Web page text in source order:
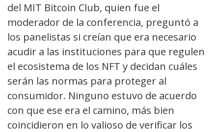
del MIT Bitcoin Club, quien fue el
moderador de la conferencia, preguntó a
los panelistas si creían que era necesario
acudir a las instituciones para que regulen
el ecosistema de los NFT y decidan cuáles
serán las normas para proteger al
consumidor. Ninguno estuvo de acuerdo
con que ese era el camino, más bien
coincidieron en lo valioso de verificar los